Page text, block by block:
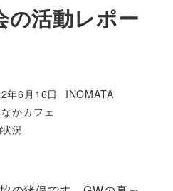
の活動レポー
年6月16日
著
INOMATA
かカフェ
況